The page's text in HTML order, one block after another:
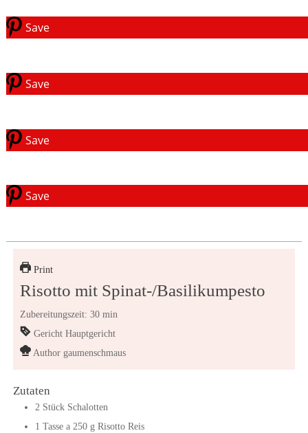
Save
Save
Save
Save
Print
Risotto mit Spinat-/Basilikumpesto
Zubereitungszeit: 30 min
Gericht Hauptgericht
Author gaumenschmaus
Zutaten
2 Stück Schalotten
1 Tasse a 250 g Risotto Reis